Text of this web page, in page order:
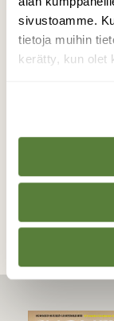
sivustoamme.
tietoja muihin
kerätty, kun olet
välillä